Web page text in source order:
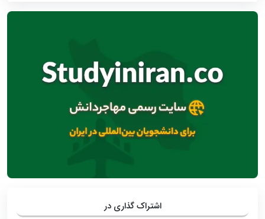
اشتراک گذاری در